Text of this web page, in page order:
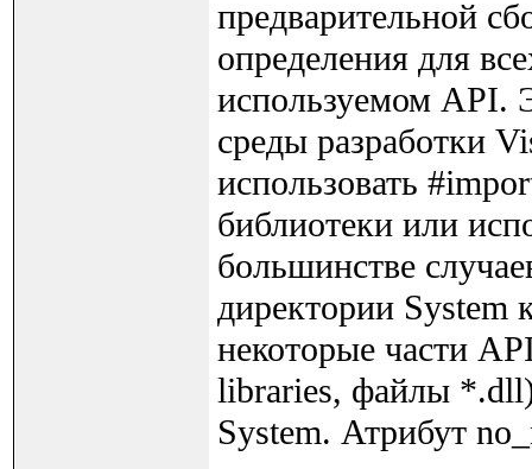
предварительной
определения для
используемом API.
среды разработки
использовать
библиотеки или
большинстве
директории System
некоторые части
libraries, файлы
System. Атрибут